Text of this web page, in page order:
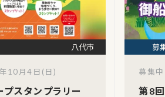
プスタンプラリー
八代市
10月4日(日)
第8
募集